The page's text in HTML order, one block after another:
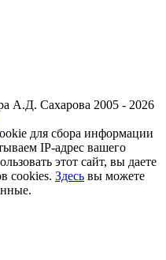
А.Д. Сахарова 2005 - 2026
для сбора информации
IP-адрес вашего
этот сайт, вы даете
cookies. Здесь вы можете